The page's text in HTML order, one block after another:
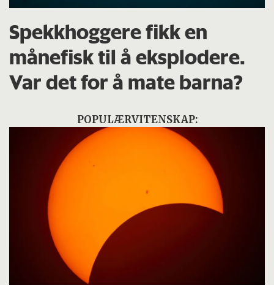
Spekkhoggere fikk en
månefisk til å eksplodere.
Var det for å mate barna?
POPULÆRVITENSKAP: